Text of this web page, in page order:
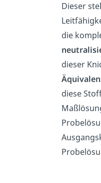
Dieser
die
dieser
diese